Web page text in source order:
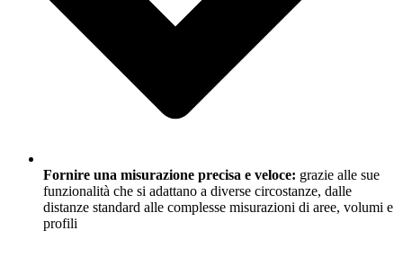
Fornire una misurazione precisa e veloce: grazie alle sue
funzionalità che si adattano a diverse circostanze, dalle
distanze standard alle complesse misurazioni di aree, volumi e
profili